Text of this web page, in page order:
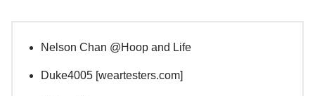
Nelson Chan @Hoop and Life
Duke4005 [weartesters.com]